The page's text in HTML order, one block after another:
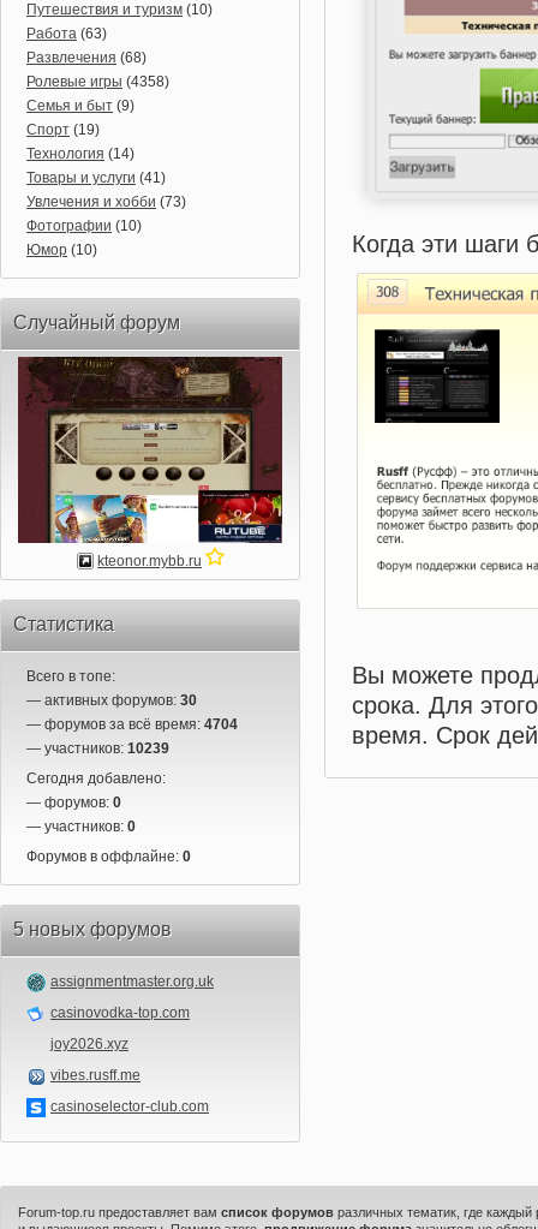
Путешествия и туризм (10)
Работа (63)
Развлечения (68)
Ролевые игры (4358)
Семья и быт (9)
Спорт (19)
Технология (14)
Товары и услуги (41)
Увлечения и хобби (73)
Фотографии (10)
Юмор (10)
Случайный форум
kteonor.mybb.ru
Статистика
Всего в топе:
— активных форумов: 30
— форумов за всё время: 4704
— участников: 10239
Сегодня добавлено:
— форумов: 0
— участников: 0
Форумов в оффлайне: 0
5 новых форумов
assignmentmaster.org.uk
casinovodka-top.com
joy2026.xyz
vibes.rusff.me
casinoselector-club.com
Когда эти шаги
Вы можете
срока. Для
время. Срок
Forum-top.ru предоставляет вамсписок форумов различных тематик, где